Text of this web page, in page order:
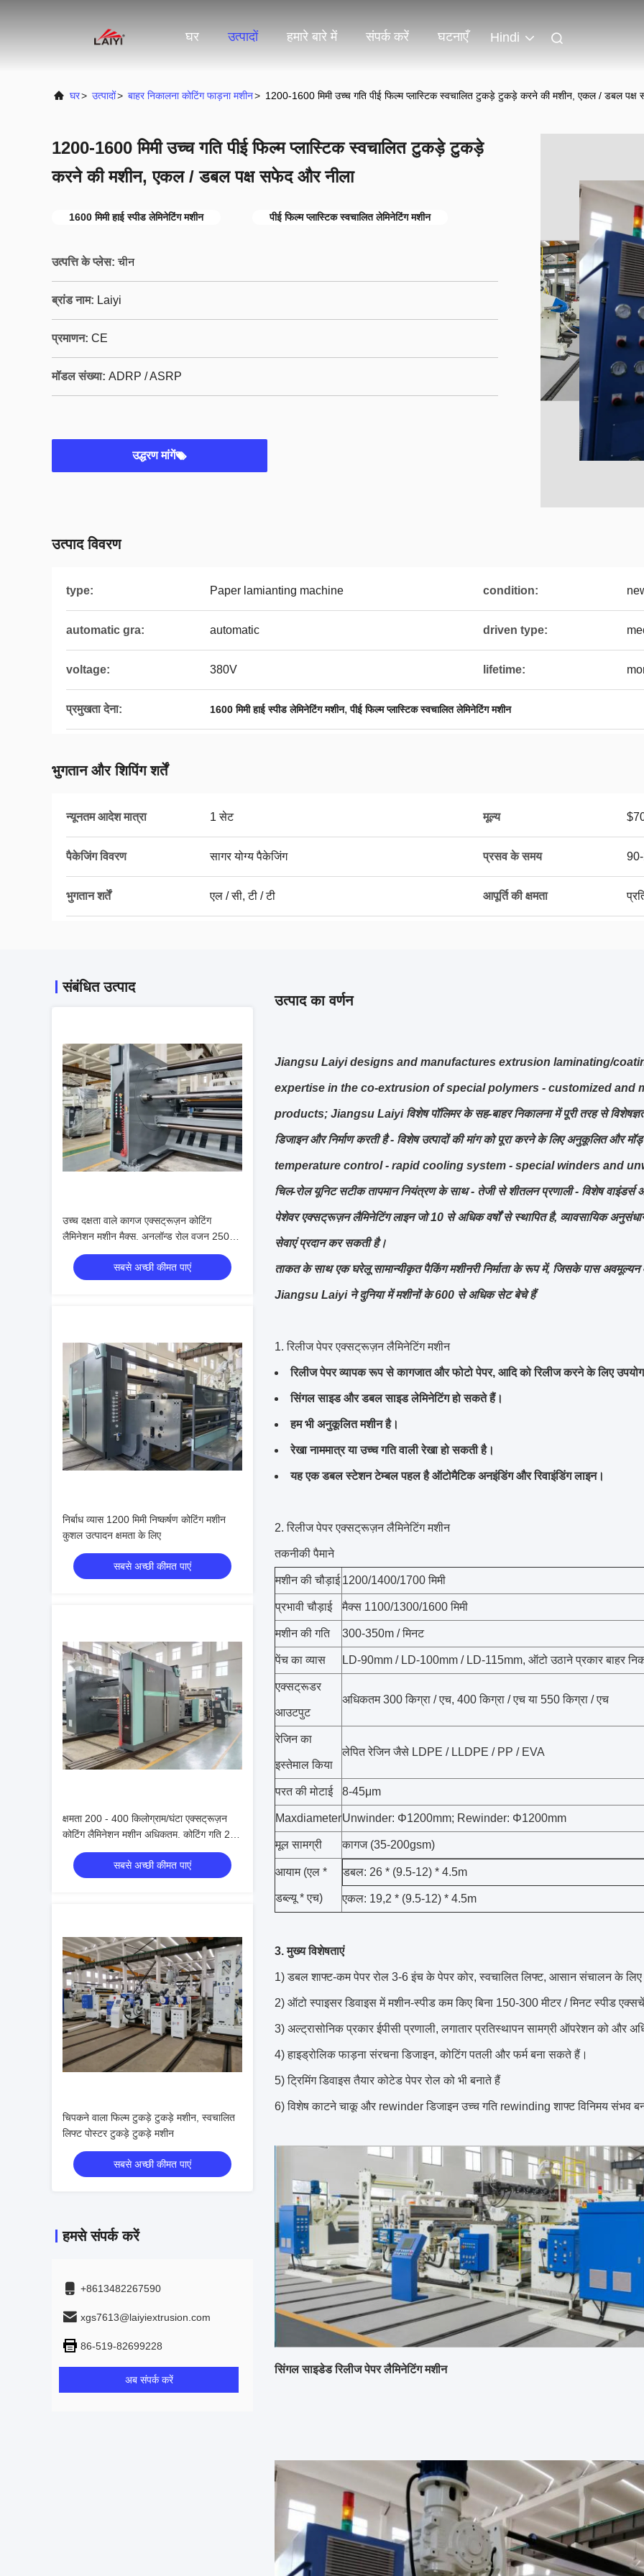
घर उत्पादों हमारे बारे में संपर्क करें घटनाएँ Hindi
घर> उत्पादों> बाहर निकालना कोटिंग फाड़ना मशीन> 1200-1600 मिमी उच्च गति पीई फिल्म प्लास्टिक स्वचालित टुकड़े टुकड़े करने की मशीन, एकल / डबल पक्ष
1200-1600 मिमी उच्च गति पीई फिल्म प्लास्टिक स्वचालित टुकड़े टुकड़े
करने की मशीन, एकल / डबल पक्ष सफेद और नीला
1600 मिमी हाई स्पीड लेमिनेटिंग मशीन पीई फिल्म प्लास्टिक स्वचालित लेमिनेटिंग मशीन
उत्पत्ति के प्लेस: चीन
ब्रांड नाम: Laiyi
प्रमाणन: CE
मॉडल संख्या: ADRP / ASRP
उद्धरण मांगें
उत्पाद विवरण
type: Paper lamianting machine condition:
automatic gra: automatic driven type:
voltage: 380V lifetime:
प्रमुखता देना: 1600 मिमी हाई स्पीड लेमिनेटिंग मशीन,पीई फिल्म प्लास्टिक स्वचालित लेमिनेटिंग मशीन
भुगतान और शिपिंग शर्तें
न्यूनतम आदेश मात्रा 1 सेट मूल्य
पैकेजिंग विवरण सागर योग्य पैकेजिंग प्रसव के समय
भुगतान शर्तें एल / सी, टी / टी आपूर्ति की क्षमता
संबंधित उत्पाद
उच्च दक्षता वाले कागज एक्सट्रूज़न कोटिंग
लैमिनेशन मशीन मैक्स. अनलॉन्ड रोल वजन 2500
सबसे अच्छी कीमत पाएं
निर्बाध व्यास 1200 मिमी निष्कर्षण कोटिंग मशीन
कुशल उत्पादन क्षमता के लिए
सबसे अच्छी कीमत पाएं
क्षमता 200 - 400 किलोग्राम/घंटा एक्सट्रूज़न
कोटिंग लैमिनेशन मशीन अधिकतम. कोटिंग गति 200
एम/मिनट
सबसे अच्छी कीमत पाएं
चिपकने वाला फिल्म टुकड़े टुकड़े मशीन, स्वचालित
लिफ्ट पोस्टर टुकड़े टुकड़े मशीन
सबसे अच्छी कीमत पाएं
हमसे संपर्क करें
+8613482267590
xgs7613@laiyiextrusion.com
86-519-82699228
अब संपर्क करें
उत्पाद का वर्णन
Jiangsu Laiyi designs and manufactures extrusion laminating/
expertise in the co-extrusion of special polymers - customized and
products; Jiangsu Laiyi विशेष पॉलिमर के सह-बाहर निकालना में पूरी तरह से
डिजाइन और निर्माण करती है - विशेष उत्पादों की मांग को पूरा करने के लिए अनुकूलित और
temperature control - rapid cooling system - special winders and
चिल-रोल यूनिट सटीक तापमान नियंत्रण के साथ - तेजी से शीतलन प्रणाली - विशेष
पेशेवर एक्सट्रूज़न लैमिनेटिंग लाइन जो 10 से अधिक वर्षों से स्थापित है, व्यावसायिक
सेवाएं प्रदान कर सकती है।
ताकत के साथ एक घरेलू सामान्यीकृत पैकिंग मशीनरी निर्माता के रूप में, जिसके पास
Jiangsu Laiyi ने दुनिया में मशीनों के 600 से अधिक सेट बेचे हैं
1. रिलीज पेपर एक्सट्रूज़न लैमिनेटिंग मशीन
रिलीज पेपर व्यापक रूप से कागजात और फोटो पेपर, आदि को रिलीज करने के लिए उपयोग
सिंगल साइड और डबल साइड लेमिनेटिंग हो सकते हैं।
हम भी अनुकूलित मशीन है।
रेखा नाममात्र या उच्च गति वाली रेखा हो सकती है।
यह एक डबल स्टेशन टेम्बल पहल है ऑटोमैटिक अनइंडिंग और रिवाइंडिंग लाइन।
2. रिलीज पेपर एक्सट्रूज़न लैमिनेटिंग मशीन
तकनीकी पैमाने
मशीन की चौड़ाई 1200/1400/1700 मिमी
प्रभावी चौड़ाई मैक्स 1100/1300/1600 मिमी
मशीन की गति 300-350m / मिनट
पेंच का व्यास LD-90mm / LD-100mm / LD-115mm, ऑटो उठाने प्रकार बाहर
एक्सट्रूडर
आउटपुट
अधिकतम 300 किग्रा / एच, 400 किग्रा / एच या 550 किग्रा / एच
रेजिन का
इस्तेमाल किया
लेपित रेजिन जैसे LDPE / LLDPE / PP / EVA
परत की मोटाई 8-45μm
MaxdiameterUnwinder: Φ1200mm; Rewinder: Φ1200mm
मूल सामग्री कागज (35-200gsm)
आयाम (एल *
डब्ल्यू * एच)
डबल: 26 * (9.5-12) * 4.5m
एकल: 19,2 * (9.5-12) * 4.5m
3. मुख्य विशेषताएं
1) डबल शाफ्ट-कम पेपर रोल 3-6 इंच के पेपर कोर, स्वचालित लिफ्ट, आसान संचालन के
2) ऑटो स्पाइसर डिवाइस में मशीन-स्पीड कम किए बिना 150-300 मीटर / मिनट स्पीड
3) अल्ट्रासोनिक प्रकार ईपीसी प्रणाली, लगातार प्रतिस्थापन सामग्री ऑपरेशन को और
4) हाइड्रोलिक फाड़ना संरचना डिजाइन, कोटिंग पतली और फर्म बना सकते हैं।
5) ट्रिमिंग डिवाइस तैयार कोटेड पेपर रोल को भी बनाते हैं
6) विशेष काटने चाकू और rewinder डिजाइन उच्च गति rewinding शाफ्ट विनिमय संभव
सिंगल साइडेड रिलीज पेपर लैमिनेटिंग मशीन